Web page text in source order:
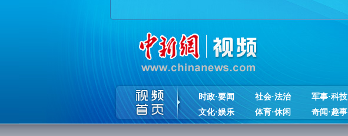
时政·要闻 社会·法治 军事·科技
文化·娱乐
体育·休闲 奇闻·趣事